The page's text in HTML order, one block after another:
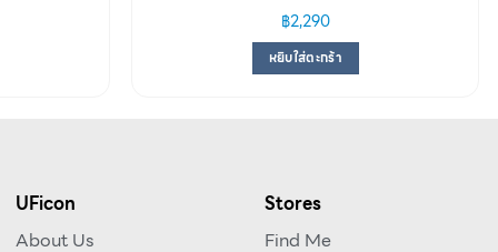
฿2,290
หยิบใส่ตะกร้า
UFicon
About Us
Stores
Find Me